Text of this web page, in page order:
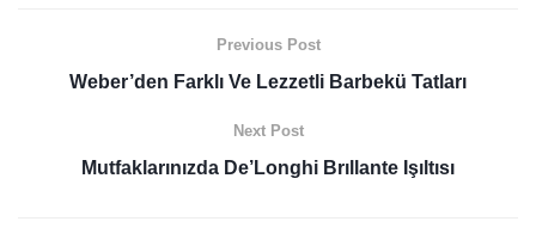
Previous Post
Weber’den Farklı Ve Lezzetli Barbekü Tatları
Next Post
Mutfaklarınızda De’Longhi Brıllante Işıltısı